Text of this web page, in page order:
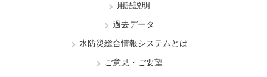
用語説明
過去データ
水防災総合情報システムとは
ご意見・ご要望